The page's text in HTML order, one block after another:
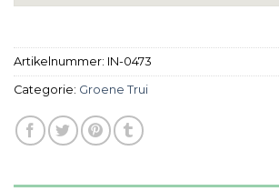
Artikelnummer: IN-0473
Categorie: Groene Trui